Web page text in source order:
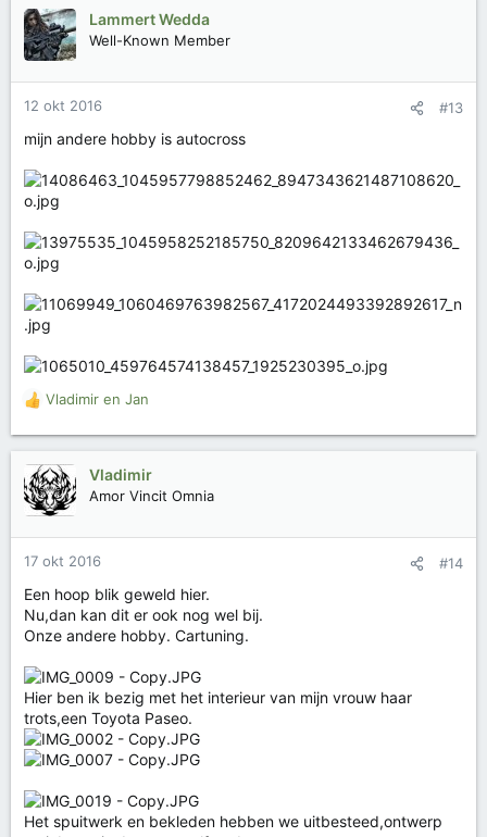
r
d
e
n
e
n
:
Lammert Wedda
Well-Known Member
12 okt 2016 #13
mijn andere hobby is autocross
W
r
d
e
n
e
n
:
Vladimir en Jan
Vladimir
Amor Vincit Omnia
17 okt 2016 #14
Een hoop blik geweld hier.
Nu,dan kan dit er ook nog wel bij.
Onze andere hobby. Cartuning.
Hier ben ik bezig met het interieur van mijn vrouw haar
trots,een Toyota Paseo.
Het spuitwerk en bekleden hebben we uitbesteed,ontwerp